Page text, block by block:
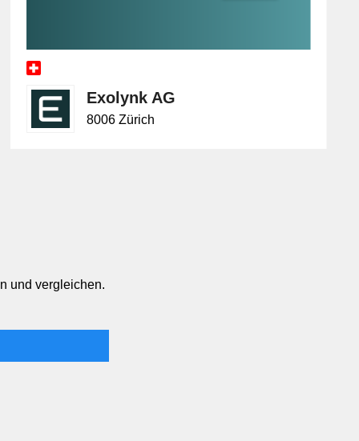
Exolynk AG
8006 Zürich
und vergleichen.